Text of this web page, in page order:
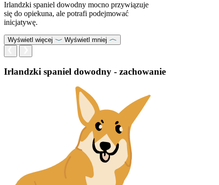
Irlandzki spaniel dowodny mocno przywiązuje
się do opiekuna, ale potrafi podejmować
inicjatywę.
Wyświetl więcej Wyświetl mniej
Irlandzki spaniel dowodny - zachowanie